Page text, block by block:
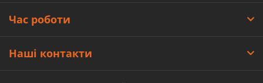
Час роботи
Наші контакти